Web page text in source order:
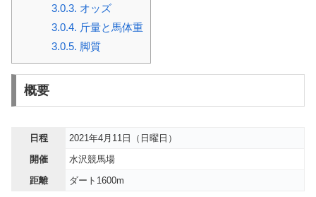
3.0.3. オッズ
3.0.4. 斤量と馬体重
3.0.5. 脚質
概要
日程
2021年4月11日（日曜日）
開催
水沢競馬場
距離
ダート1600m